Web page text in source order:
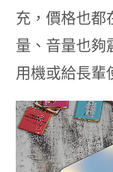
充，價格也都
量、音量也夠
用機或給長輩